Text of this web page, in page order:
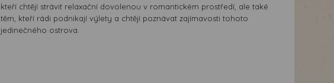
kteří chtějí strávit relaxační dovolenou v romantickém prostředí, ale také
těm, kteří rádi podnikají výlety a chtějí poznávat zajímavosti tohoto
jedinečného ostrova.